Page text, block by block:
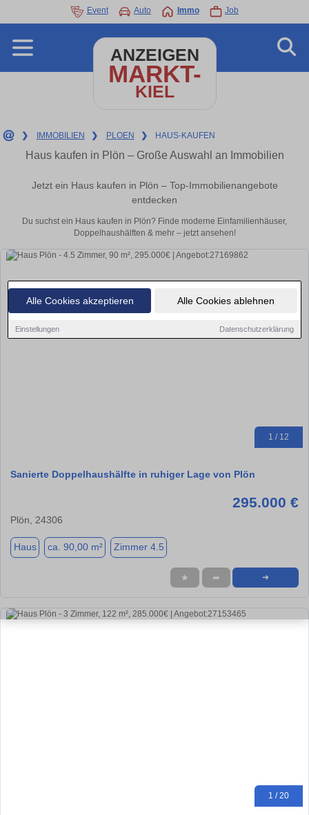
Alle Cookies akzeptieren Alle Cookies ablehnen
Einstellungen Datenschutzerklärung
Event Auto Immo Job
ANZEIGEN
MARKT-
KIEL
❯ IMMOBILIEN ❯ PLOEN ❯ HAUS-KAUFEN
Haus kaufen in Plön – Große Auswahl an Immobilien
Jetzt ein Haus kaufen in Plön – Top-Immobilienangebote
entdecken
Du suchst ein Haus kaufen in Plön? Finde moderne Einfamilienhäuser,
Doppelhaushälften & mehr – jetzt ansehen!
1 / 12
Sanierte Doppelhaushälfte in ruhiger Lage von Plön
295.000 €
Plön, 24306
Haus ca. 90,00 m² Zimmer 4.5
★ ➦ ➜
1 / 20